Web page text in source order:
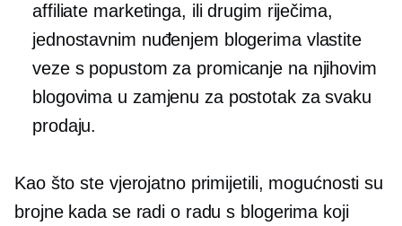
affiliate marketinga, ili drugim riječima,
jednostavnim nuđenjem blogerima vlastite
veze s popustom za promicanje na njihovim
blogovima u zamjenu za postotak za svaku
prodaju.
Kao što ste vjerojatno primijetili, mogućnosti su
brojne kada se radi o radu s blogerima koji